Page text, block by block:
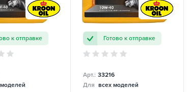
к отправке Готово к отправке
Арт.: 33216
Для всех моделей